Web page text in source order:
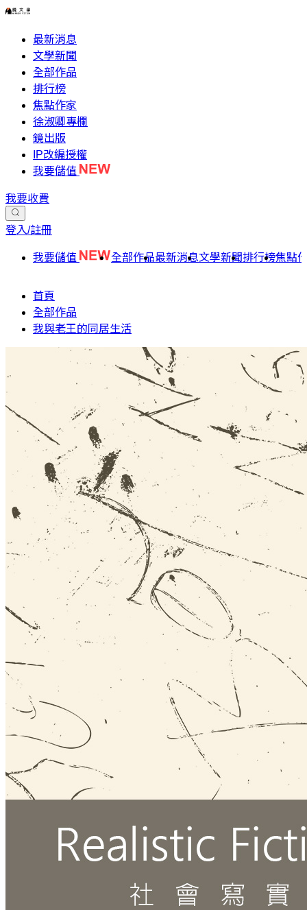
最新消息
文學新聞
全部作品
排行榜
焦點作家
徐淑卿專欄
鏡出版
IP改編授權
我要儲值
我要收費
登入/註冊
我要儲值 全部作品最新消息文學新聞排行榜焦點
首頁
全部作品
我與老王的同居生活